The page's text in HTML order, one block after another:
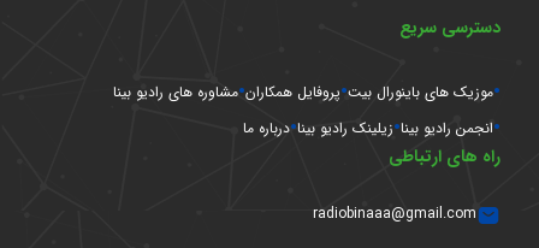
دسترسی سریع
موزیک های باینورال بیت پروفایل همکاران مشاوره های رادیو بینا
انجمن رادیو بینا زیلینک رادیو بینا درباره ما
راه های ارتباطی
radiobinaaa@gmail.com